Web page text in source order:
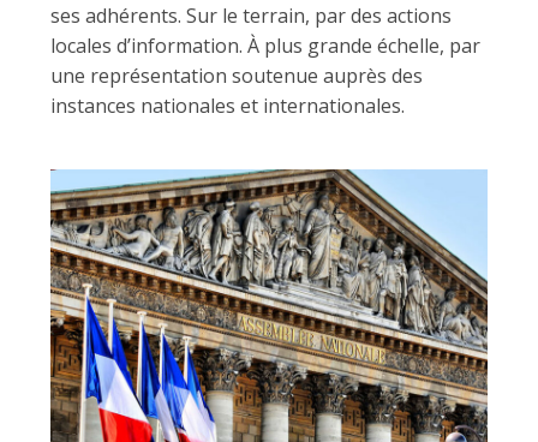
ses adhérents. Sur le terrain, par des actions
locales d’information. À plus grande échelle, par
une représentation soutenue auprès des
instances nationales et internationales.